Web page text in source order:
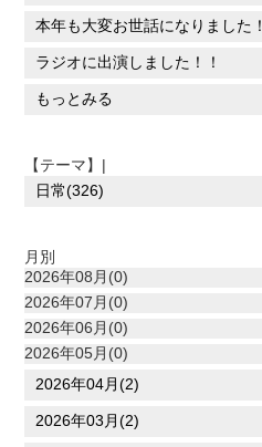
本年も大変お世話になりました！
ラジオに出演しました！！
もっとみる
【テーマ】|
日常(326)
月別
2026年08月(0)
2026年07月(0)
2026年06月(0)
2026年05月(0)
2026年04月(2)
2026年03月(2)